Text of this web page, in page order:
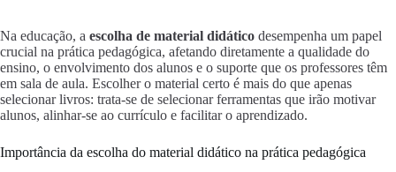
Na educação, a escolha de material didático desempenha um papel
crucial na prática pedagógica, afetando diretamente a qualidade do
ensino, o envolvimento dos alunos e o suporte que os professores têm
em sala de aula. Escolher o material certo é mais do que apenas
selecionar livros: trata-se de selecionar ferramentas que irão motivar
alunos, alinhar-se ao currículo e facilitar o aprendizado.
Importância da escolha do material didático na prática pedagógica